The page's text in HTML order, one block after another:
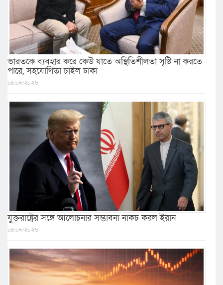
ভারতকে ব্যবহার করে কেউ যাতে অস্থিতিশীলতা সৃষ্টি না করতে
পারে, সহযোগিতা চাইল ঢাকা
০৪/০৮/২০২৬
যুক্তরাষ্ট্রের সঙ্গে আলোচনার সম্ভাবনা নাকচ করল ইরান
০৪/০৮/২০২৬